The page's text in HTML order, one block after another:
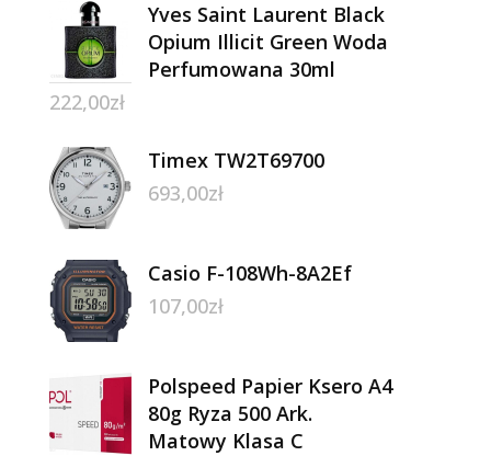
Yves Saint Laurent Black
Opium Illicit Green Woda
Perfumowana 30ml
222,00zł
Timex TW2T69700
693,00zł
Casio F-108Wh-8A2Ef
107,00zł
Polspeed Papier Ksero A4
80g Ryza 500 Ark.
Matowy Klasa C